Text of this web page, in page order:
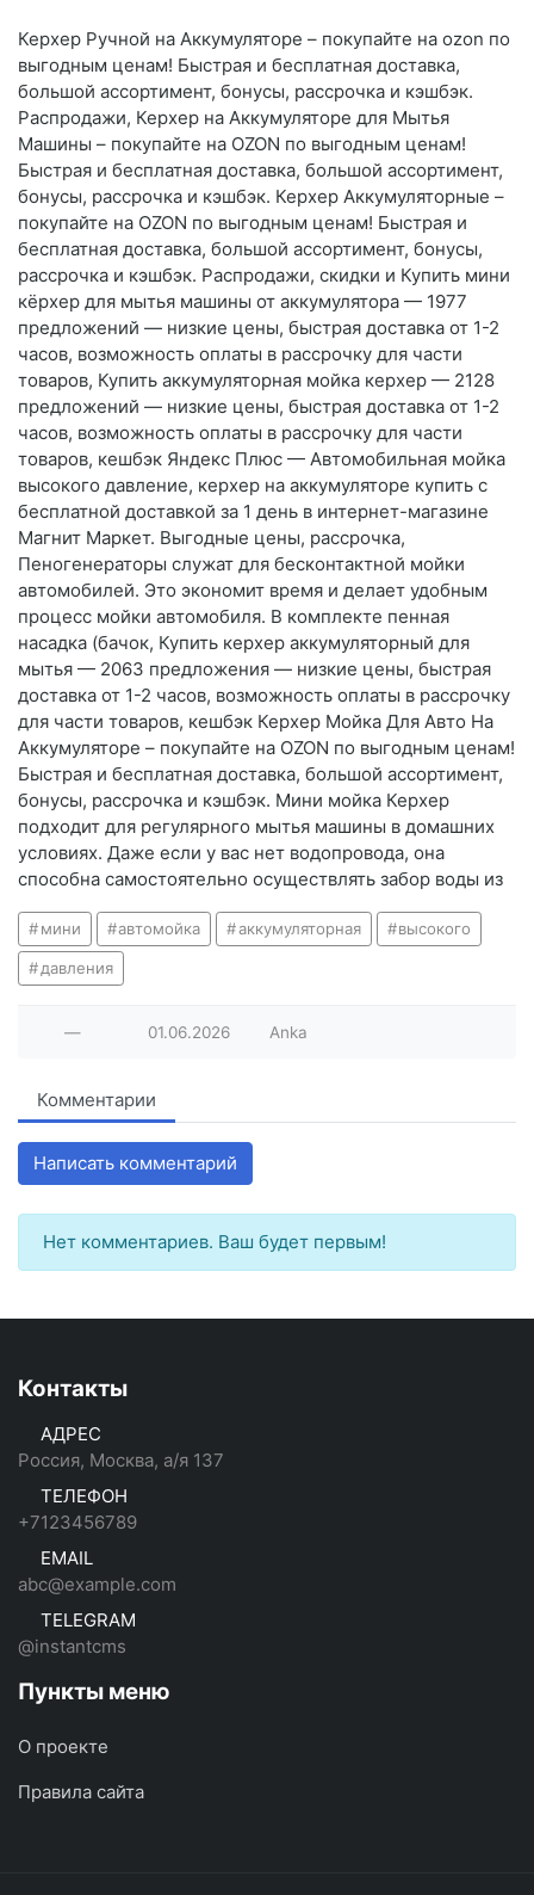
Керхер Ручной на Аккумуляторе – покупайте на ozon по
выгодным ценам! Быстрая и бесплатная доставка,
большой ассортимент, бонусы, рассрочка и кэшбэк.
Распродажи, Керхер на Аккумуляторе для Мытья
Машины – покупайте на OZON по выгодным ценам!
Быстрая и бесплатная доставка, большой ассортимент,
бонусы, рассрочка и кэшбэк. Керхер Аккумуляторные –
покупайте на OZON по выгодным ценам! Быстрая и
бесплатная доставка, большой ассортимент, бонусы,
рассрочка и кэшбэк. Распродажи, скидки и Купить мини
кёрхер для мытья машины от аккумулятора — 1977
предложений — низкие цены, быстрая доставка от 1-2
часов, возможность оплаты в рассрочку для части
товаров, Купить аккумуляторная мойка керхер — 2128
предложений — низкие цены, быстрая доставка от 1-2
часов, возможность оплаты в рассрочку для части
товаров, кешбэк Яндекс Плюс — Автомобильная мойка
высокого давление, керхер на аккумуляторе купить с
бесплатной доставкой за 1 день в интернет-магазине
Магнит Маркет. Выгодные цены, рассрочка,
Пеногенераторы служат для бесконтактной мойки
автомобилей. Это экономит время и делает удобным
процесс мойки автомобиля. В комплекте пенная
насадка (бачок, Купить керхер аккумуляторный для
мытья — 2063 предложения — низкие цены, быстрая
доставка от 1-2 часов, возможность оплаты в рассрочку
для части товаров, кешбэк Керхер Мойка Для Авто На
Аккумуляторе – покупайте на OZON по выгодным ценам!
Быстрая и бесплатная доставка, большой ассортимент,
бонусы, рассрочка и кэшбэк. Мини мойка Керхер
подходит для регулярного мытья машины в домашних
условиях. Даже если у вас нет водопровода, она
способна самостоятельно осуществлять забор воды из
мини автомойка аккумуляторная высокого
давления
— 01.06.2026 Anka
Комментарии
Написать комментарий
Нет комментариев. Ваш будет первым!
Контакты
АДРЕС
Россия, Москва, а/я 137
ТЕЛЕФОН
+7123456789
EMAIL
abc@example.com
TELEGRAM
@instantcms
Пункты меню
О проекте
Правила сайта